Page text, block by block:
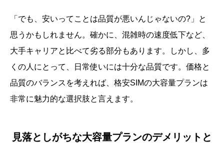
「でも、安いってことは品質が悪いんじゃないの?」と
思うかもしれません。確かに、混雑時の速度低下など、
大手キャリアと比べて劣る部分もあります。しかし、多
くの人にとって、日常使いには十分な品質です。価格と
品質のバランスを考えれば、格安SIMの大容量プランは
非常に魅力的な選択肢と言えます。
見落としがちな大容量プランのデメリットと